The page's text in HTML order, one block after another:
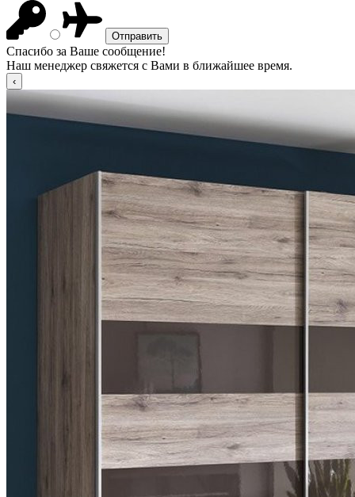
Спасибо за Ваше сообщение!
Наш менеджер свяжется с Вами в ближайшее время.